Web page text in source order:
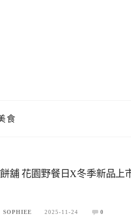
食
舖 花園野餐日X冬季新品
SOPHIEE 2025-11-24 0